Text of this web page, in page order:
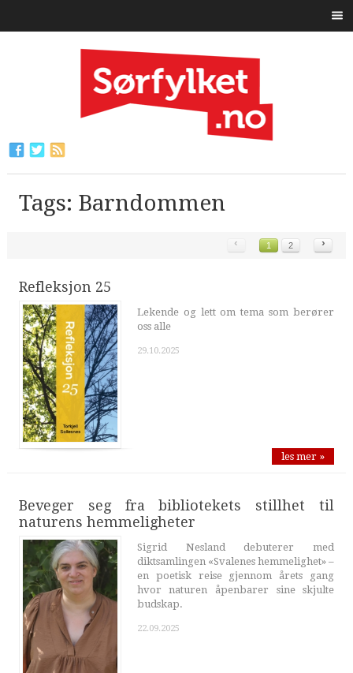
Tags: Barndommen
‹ 1 2 ›
Refleksjon 25
Lekende og lett om tema som berører
oss alle
29.10.2025
les mer »
Beveger seg fra bibliotekets stillhet til
naturens hemmeligheter
Sigrid Nesland debuterer med
diktsamlingen «Svalenes hemmelighet» –
en poetisk reise gjennom årets gang
hvor naturen åpenbarer sine skjulte
budskap.
22.09.2025